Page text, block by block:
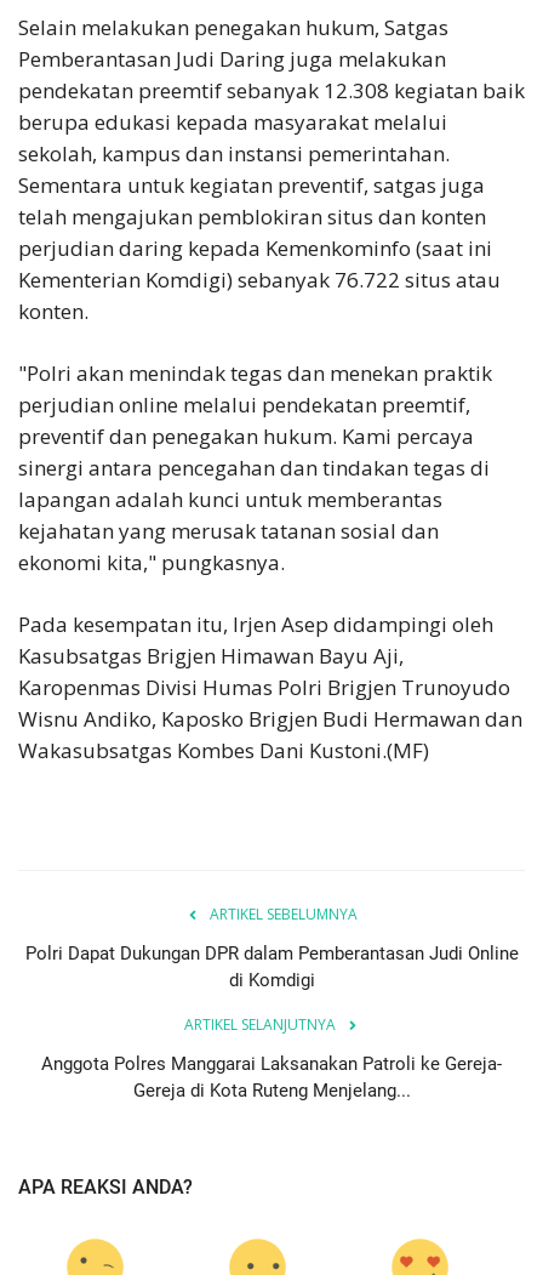
Selain melakukan penegakan hukum, Satgas
Pemberantasan Judi Daring juga melakukan
pendekatan preemtif sebanyak 12.308 kegiatan baik
berupa edukasi kepada masyarakat melalui
sekolah, kampus dan instansi pemerintahan.
Sementara untuk kegiatan preventif, satgas juga
telah mengajukan pemblokiran situs dan konten
perjudian daring kepada Kemenkominfo (saat ini
Kementerian Komdigi) sebanyak 76.722 situs atau
konten.
"Polri akan menindak tegas dan menekan praktik
perjudian online melalui pendekatan preemtif,
preventif dan penegakan hukum. Kami percaya
sinergi antara pencegahan dan tindakan tegas di
lapangan adalah kunci untuk memberantas
kejahatan yang merusak tatanan sosial dan
ekonomi kita," pungkasnya.
Pada kesempatan itu, Irjen Asep didampingi oleh
Kasubsatgas Brigjen Himawan Bayu Aji,
Karopenmas Divisi Humas Polri Brigjen Trunoyudo
Wisnu Andiko, Kaposko Brigjen Budi Hermawan dan
Wakasubsatgas Kombes Dani Kustoni.(MF)
ARTIKEL SEBELUMNYA
Polri Dapat Dukungan DPR dalam Pemberantasan Judi Online
di Komdigi
ARTIKEL SELANJUTNYA
Anggota Polres Manggarai Laksanakan Patroli ke Gereja-
Gereja di Kota Ruteng Menjelang...
APA REAKSI ANDA?